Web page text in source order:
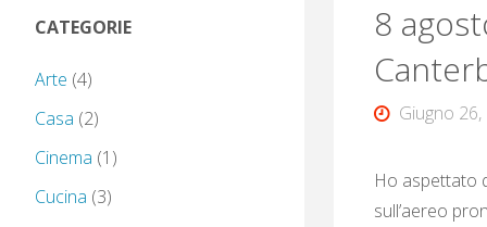
8
Giugno
Ho aspettato
sull’aereo
CATEGORIE
Arte (4)
Casa (2)
Cinema (1)
Cucina (3)